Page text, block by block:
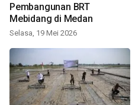
Pembangunan BRT
Mebidang di Medan
Selasa, 19 Mei 2026